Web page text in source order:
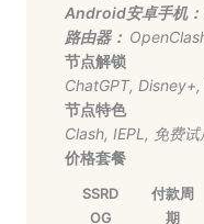
Android安卓手机：
路由器：
节点解锁
ChatGPT, Disney+,
节点特色
Clash, IEPL , 免费试
价格套餐
SSRD
OG
付款周
期